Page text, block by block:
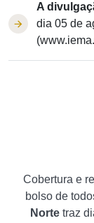
A
dia 05 de
Cobertura e
bolso de
Norte traz